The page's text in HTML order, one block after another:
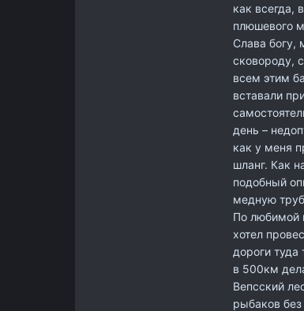
как всегда,
плюшевого
Слава богу,
сковороду,
всем этим
вставали
день –
как у меня
шланг. Как
подобный
медную
По любимой
хотел
дороги
в 500км
Вепсский
рыбаков